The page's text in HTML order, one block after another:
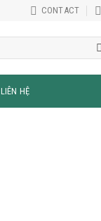
CONTACT
LIÊN HỆ